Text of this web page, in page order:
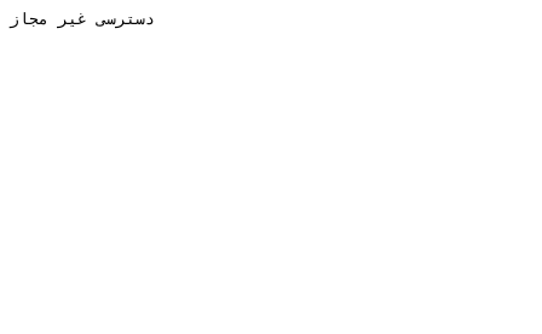
دسترسی غیر مجاز